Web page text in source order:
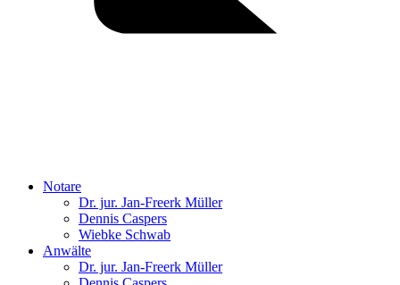
Notare
Dr. jur. Jan-Freerk Müller
Dennis Caspers
Wiebke Schwab
Anwälte
Dr. jur. Jan-Freerk Müller